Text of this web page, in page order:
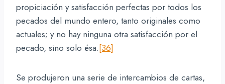
propiciación y satisfacción perfectas por todos los
pecados del mundo entero, tanto originales como
actuales; y no hay ninguna otra satisfacción por el
pecado, sino solo ésa.[36]
Se produjeron una serie de intercambios de cartas,